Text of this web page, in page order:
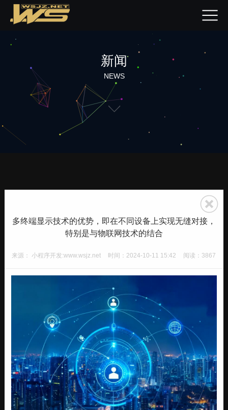
新闻
NEWS
多终端显示技术的优势，即在不同设备上实现无缝对接，
特别是与物联网技术的结合
来源： 小程序开发:www.wsjz.net 时间：2024-10-11 15:42 阅读：3867